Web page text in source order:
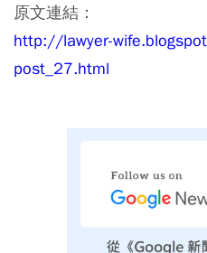
原文連結：
http://lawyer-
post_27.html